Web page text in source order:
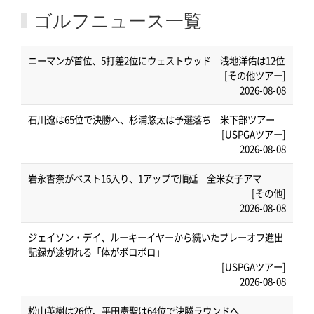
ゴルフニュース一覧
ニーマンが首位、5打差2位にウェストウッド 浅地洋佑は12位
[その他ツアー]
2026-08-08
石川遼は65位で決勝へ、杉浦悠太は予選落ち 米下部ツアー
[USPGAツアー]
2026-08-08
岩永杏奈がベスト16入り、1アップで順延 全米女子アマ
[その他]
2026-08-08
ジェイソン・デイ、ルーキーイヤーから続いたプレーオフ進出
記録が途切れる「体がボロボロ」
[USPGAツアー]
2026-08-08
松山英樹は26位、平田憲聖は64位で決勝ラウンドへ